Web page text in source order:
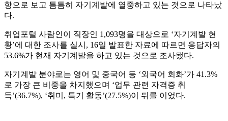
항으로 보고 틈틈히 자기계발에 열중하고 있는 것으로 나타났
다.
취업포털 사람인이 직장인 1,093명을 대상으로 ‘자기계발 현
황’에 대한 조사를 실시, 16일 발표한 자료에 따르면 응답자의
53.6%가 현재 자기계발을 하고 있는 것으로 조사됐다.
자기계발 분야로는 영어 및 중국어 등 ‘외국어 회화’가 41.3%
로 가장 큰 비중을 차지했으며 ‘업무 관련 자격증 취
득’(36.7%), ‘취미, 특기 활동’(27.5%)이 뒤를 이었다.